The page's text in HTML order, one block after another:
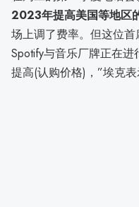
2023年提高美国等地区
场上调了费率。但这位
Spotify与音乐厂牌正在
提高(认购价格)，”埃克表